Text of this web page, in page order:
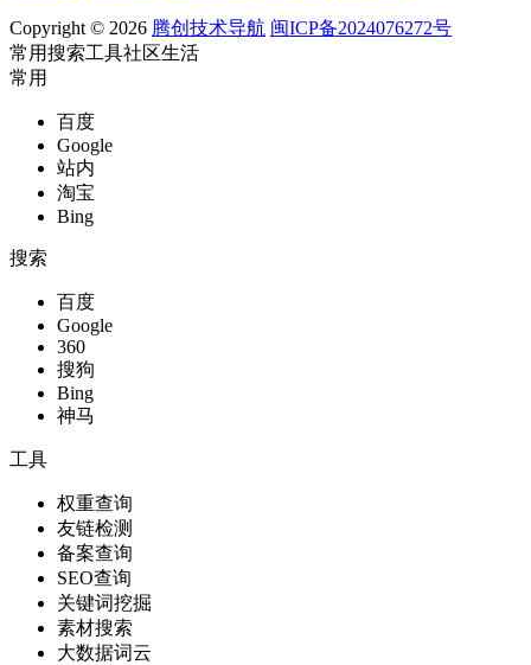
Copyright © 2026 腾创技术导航 闽ICP备2024076272号
常用搜索工具社区生活
常用
百度
Google
站内
淘宝
Bing
搜索
百度
Google
360
搜狗
Bing
神马
工具
权重查询
友链检测
备案查询
SEO查询
关键词挖掘
素材搜索
大数据词云